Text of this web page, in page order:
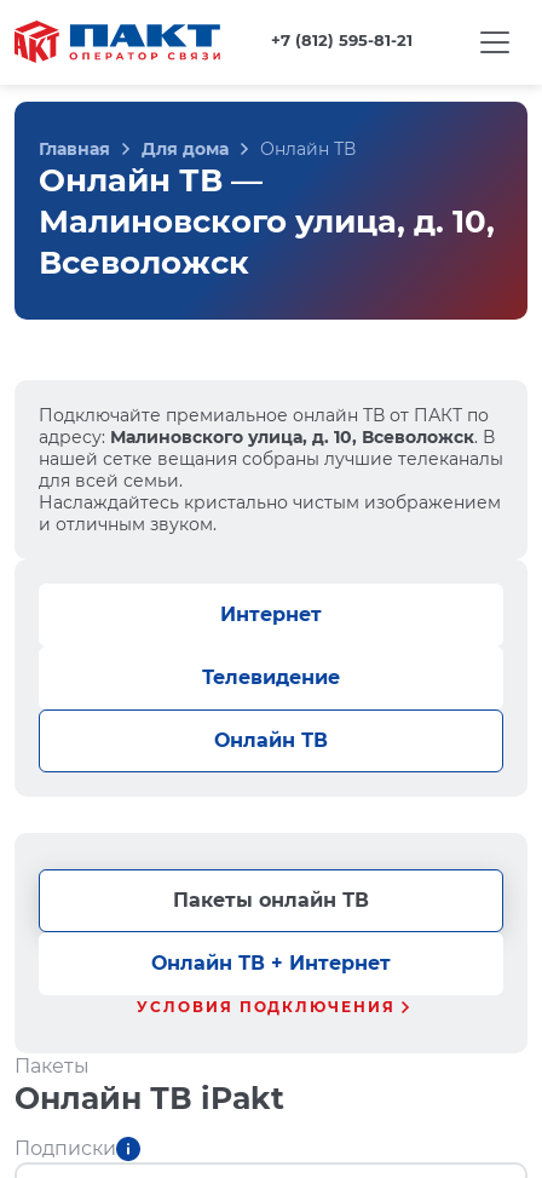
+7 (812) 595-81-21
Главная Для дома Онлайн ТВ
Онлайн ТВ —
Малиновского улица, д. 10,
Всеволожск
Подключайте премиальное онлайн ТВ от ПАКТ по
адресу: Малиновского улица, д. 10, Всеволожск. В
нашей сетке вещания собраны лучшие телеканалы
для всей семьи.
Наслаждайтесь кристально чистым изображением
и отличным звуком.
Интернет
Телевидение
Онлайн ТВ
Пакеты онлайн ТВ
Онлайн ТВ + Интернет
УСЛОВИЯ ПОДКЛЮЧЕНИЯ
Пакеты
Онлайн ТВ iPakt
Подписки